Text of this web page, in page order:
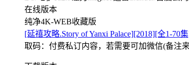
在线版本
纯净4K-WEB收藏版
[延禧攻略.Story of Yanxi Palace][2018][全1-
取码： 付费私订内容，若需要可加微信(备注